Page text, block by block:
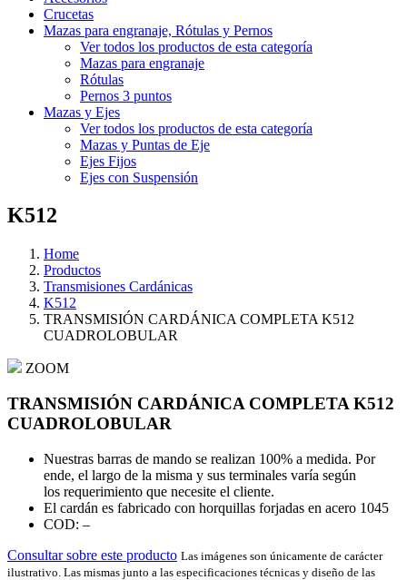
Crucetas
Mazas para engranaje, Rótulas y Pernos
Ver todos los productos de esta categoría
Mazas para engranaje
Rótulas
Pernos 3 puntos
Mazas y Ejes
Ver todos los productos de esta categoría
Mazas y Puntas de Eje
Ejes Fijos
Ejes con Suspensión
K512
Home
Productos
Transmisiones Cardánicas
K512
TRANSMISIÓN CARDÁNICA COMPLETA K512
CUADROLOBULAR
ZOOM
TRANSMISIÓN CARDÁNICA COMPLETA K512
CUADROLOBULAR
Nuestras barras de mando se realizan 100% a medida. Por
ende, el largo de la misma y sus terminales varía según
los requerimiento que necesite el cliente.
El cardán es fabricado con horquillas forjadas en acero 1045
COD: –
Consultar sobre este producto Las imágenes son únicamente de carácter
ilustrativo. Las mismas junto a las especificaciones técnicas y diseño de las